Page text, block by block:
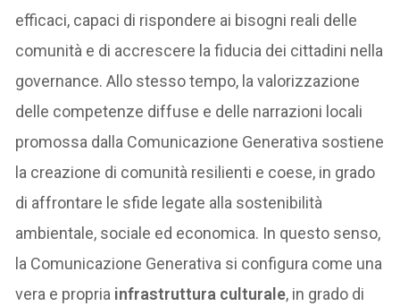
efficaci, capaci di rispondere ai bisogni reali delle
comunità e di accrescere la fiducia dei cittadini nella
governance. Allo stesso tempo, la valorizzazione
delle competenze diffuse e delle narrazioni locali
promossa dalla Comunicazione Generativa sostiene
la creazione di comunità resilienti e coese, in grado
di affrontare le sfide legate alla sostenibilità
ambientale, sociale ed economica. In questo senso,
la Comunicazione Generativa si configura come una
vera e propria infrastruttura culturale, in grado di